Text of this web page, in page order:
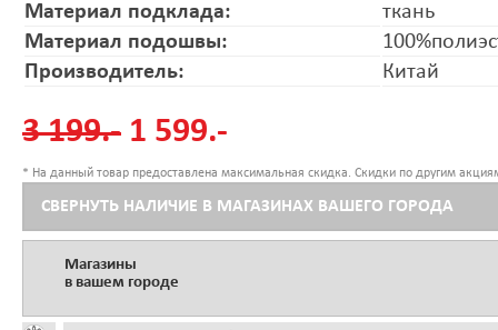
Материал подклада:
ткань
Материал подошвы:
Производитель:
Китай
3 199.- 1 599.-
* На данный товар предоставлена максимальная скидка. Скидки по другим
СВЕРНУТЬ НАЛИЧИЕ В МАГАЗИНАХ ВАШЕГО ГОРОДА
Магазины
в вашем городе